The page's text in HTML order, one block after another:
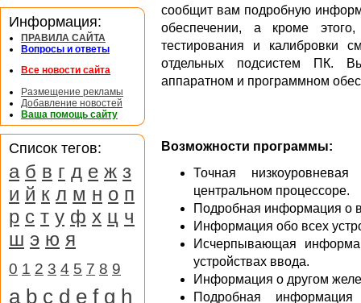
сообщит вам подробную
обеспечении, а кроме
тестирования и калибровки
отдельных подсистем ПК.
аппаратном и программном
Возможности программы:
Точная
центральном процессоре.
Подробная информация о
Информация обо всех
Исчерпывающая
устройствах ввода.
Информация о другом
Подробная
Информация:
ПРАВИЛА САЙТА
Вопросы и ответы
Все новости сайта
Размещение рекламы
Добавление новостей
Ваша помощь сайту
Список тегов:
а б в г д е ж з
и й к л м н о п
р с т у ф х ц ч
ш э ю я
0 1 2 3 4 5 7 8 9
a b c d e f g h